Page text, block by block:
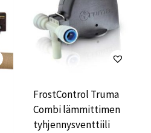
FrostControl Truma
Combi lämmittimen
tyhjennysventtiili